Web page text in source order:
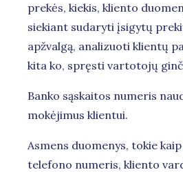
prekės, kiekis, kliento
siekiant sudaryti įsigytų
apžvalgą, analizuoti klientų
kita ko, spręsti vartotojų
Banko sąskaitos numeris
mokėjimus klientui.
Asmens duomenys, tokie
telefono numeris, kliento